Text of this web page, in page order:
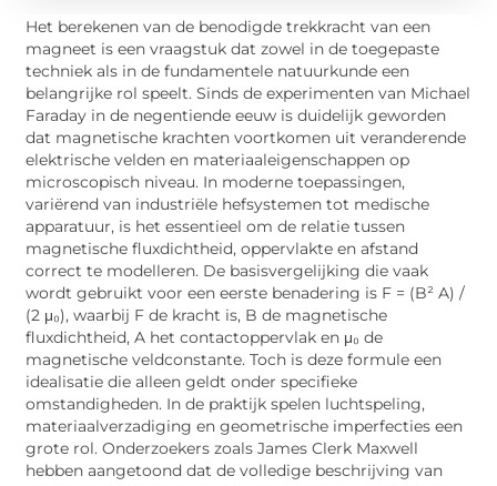
Het berekenen van de benodigde trekkracht van een
magneet is een vraagstuk dat zowel in de toegepaste
techniek als in de fundamentele natuurkunde een
belangrijke rol speelt. Sinds de experimenten van Michael
Faraday in de negentiende eeuw is duidelijk geworden
dat magnetische krachten voortkomen uit veranderende
elektrische velden en materiaaleigenschappen op
microscopisch niveau. In moderne toepassingen,
variërend van industriële hefsystemen tot medische
apparatuur, is het essentieel om de relatie tussen
magnetische fluxdichtheid, oppervlakte en afstand
correct te modelleren. De basisvergelijking die vaak
wordt gebruikt voor een eerste benadering is F = (B² A) /
(2 μ₀), waarbij F de kracht is, B de magnetische
fluxdichtheid, A het contactoppervlak en μ₀ de
magnetische veldconstante. Toch is deze formule een
idealisatie die alleen geldt onder specifieke
omstandigheden. In de praktijk spelen luchtspeling,
materiaalverzadiging en geometrische imperfecties een
grote rol. Onderzoekers zoals James Clerk Maxwell
hebben aangetoond dat de volledige beschrijving van